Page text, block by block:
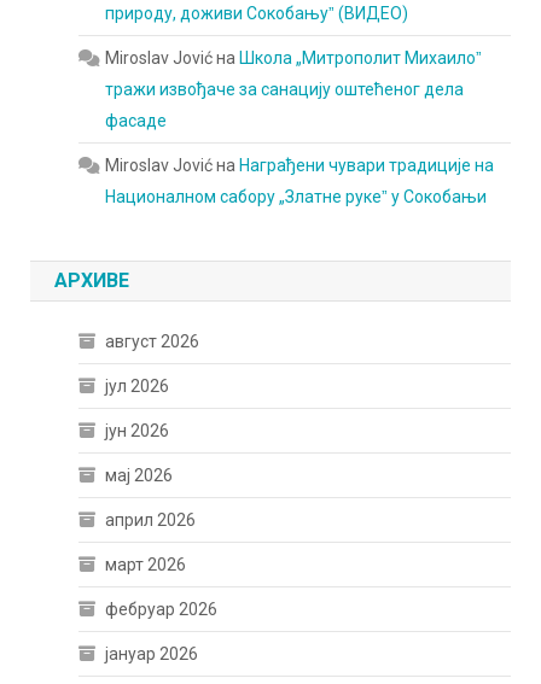
природу, доживи Сокобањуˮ (ВИДЕО)
Miroslav Jovićна Школа „Митрополит Михаилоˮ
тражи извођаче за санацију оштећеног дела
фасаде
Miroslav Jovićна Награђени чувари традиције на
Националном сабору „Златне рукеˮ у Сокобањи
АРХИВЕ
август 2026
јул 2026
јун 2026
мај 2026
април 2026
март 2026
фебруар 2026
јануар 2026